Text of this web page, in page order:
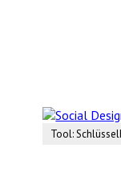
Tool: